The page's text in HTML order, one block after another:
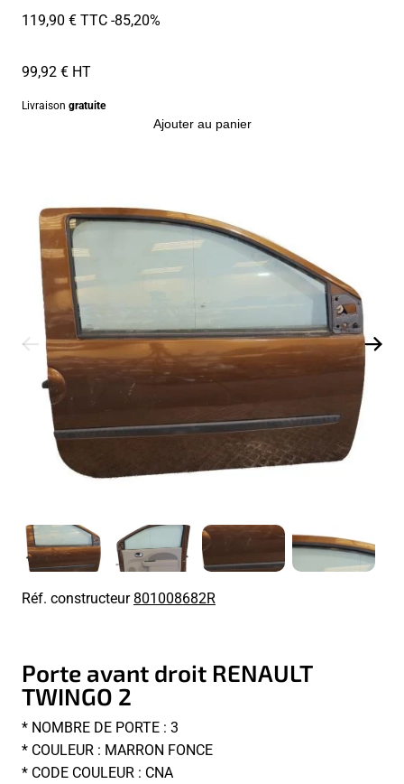
119,90 € TTC-85,20%
99,92 € HT
Livraison gratuite
Ajouter au panier
Réf. constructeur801008682R
Porte avant droit RENAULT
TWINGO 2
* NOMBRE DE PORTE : 3
* COULEUR : MARRON FONCE
* CODE COULEUR : CNA